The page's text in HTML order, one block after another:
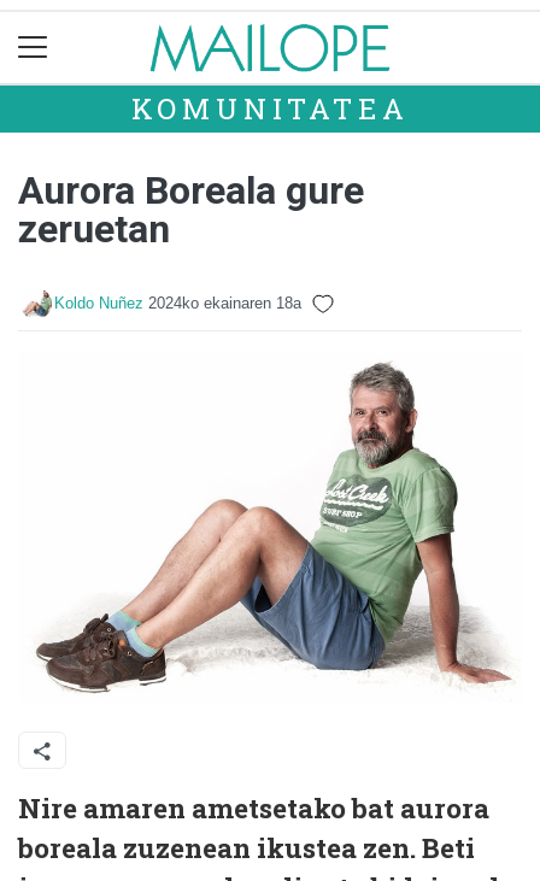
KOMUNITATEA
Aurora Boreala gure
zeruetan
Koldo Nuñez 2024ko ekainaren 18a
Nire amaren ametsetako bat aurora
boreala zuzenean ikustea zen. Beti